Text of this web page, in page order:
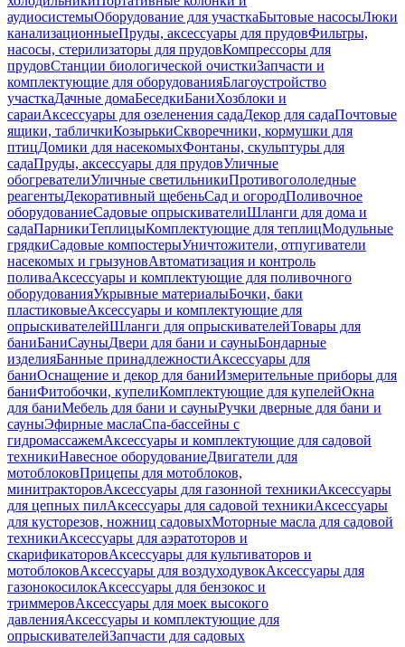
аудиосистемыОборудование для участкаБытовые насосыЛюки
канализационныеПруды, аксессуары для прудовФильтры,
насосы, стерилизаторы для прудовКомпрессоры для
прудовСтанции биологической очисткиЗапчасти и
комплектующие для оборудованияБлагоустройство
участкаДачные домаБеседкиБаниХозблоки и
сараиАксессуары для озеленения садаДекор для садаПочтовые
ящики, табличкиКозырькиСкворечники, кормушки для
птицДомики для насекомыхФонтаны, скульптуры для
садаПруды, аксессуары для прудовУличные
обогревателиУличные светильникиПротивогололедные
реагентыДекоративный щебеньСад и огородПоливочное
оборудованиеСадовые опрыскивателиШланги для дома и
садаПарникиТеплицыКомплектующие для теплицМодульные
грядкиСадовые компостерыУничтожители, отпугиватели
насекомых и грызуновАвтоматизация и контроль
поливаАксессуары и комплектующие для поливочного
оборудованияУкрывные материалыБочки, баки
пластиковыеАксессуары и комплектующие для
опрыскивателейШланги для опрыскивателейТовары для
баниБаниСауныДвери для бани и сауныБондарные
изделияБанные принадлежностиАксессуары для
баниОснащение и декор для баниИзмерительные приборы для
баниФитобочки, купелиКомплектующие для купелейОкна
для баниМебель для бани и сауныРучки дверные для бани и
сауныЭфирные маслаСпа-бассейны с
гидромассажемАксессуары и комплектующие для садовой
техникиНавесное оборудованиеДвигатели для
мотоблоковПрицепы для мотоблоков,
минитракторовАксессуары для газонной техникиАксессуары
для цепных пилАксессуары для садовой техникиАксессуары
для кусторезов, ножниц садовыхМоторные масла для садовой
техникиАксессуары для аэратоторов и
скарификаторовАксессуары для культиваторов и
мотоблоковАксессуары для воздуходувокАксессуары для
газонокосилокАксессуары для бензокос и
триммеровАксессуары для моек высокого
давленияАксессуары и комплектующие для
опрыскивателейЗапчасти для садовых